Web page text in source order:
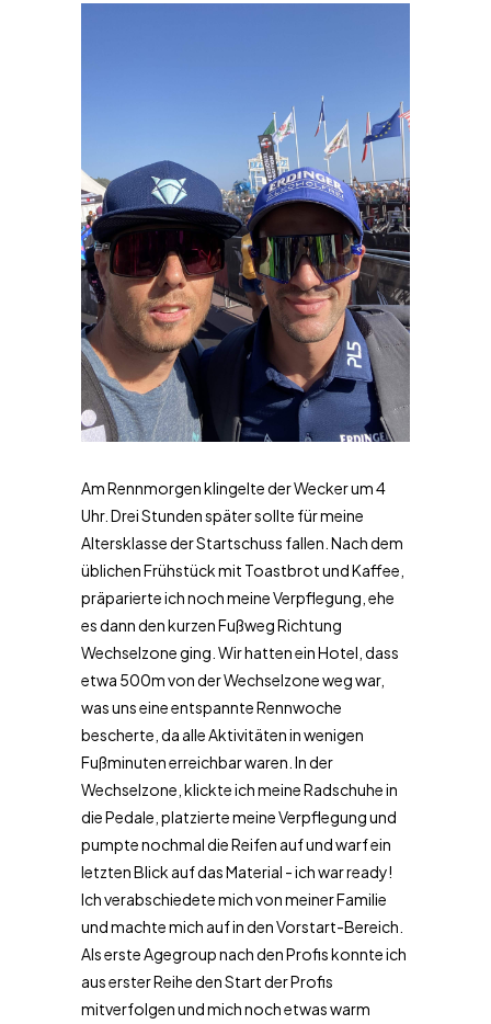
Am Rennmorgen klingelte der Wecker um 4
Uhr. Drei Stunden später sollte für meine
Altersklasse der Startschuss fallen. Nach dem
üblichen Frühstück mit Toastbrot und Kaffee,
präparierte ich noch meine Verpflegung, ehe
es dann den kurzen Fußweg Richtung
Wechselzone ging. Wir hatten ein Hotel, dass
etwa 500m von der Wechselzone weg war,
was uns eine entspannte Rennwoche
bescherte, da alle Aktivitäten in wenigen
Fußminuten erreichbar waren. In der
Wechselzone, klickte ich meine Radschuhe in
die Pedale, platzierte meine Verpflegung und
pumpte nochmal die Reifen auf und warf ein
letzten Blick auf das Material - ich war ready!
Ich verabschiedete mich von meiner Familie
und machte mich auf in den Vorstart-Bereich.
Als erste Agegroup nach den Profis konnte ich
aus erster Reihe den Start der Profis
mitverfolgen und mich noch etwas warm